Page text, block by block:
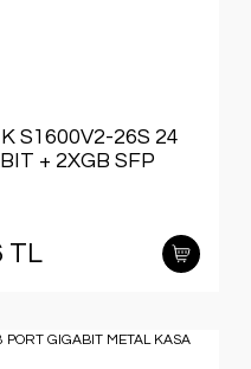
S1600V2-26S 24
+ 2XGB SFP
SWITCH
TL